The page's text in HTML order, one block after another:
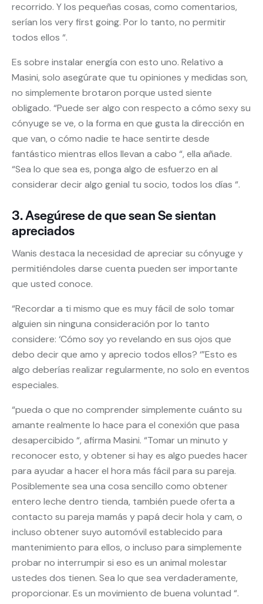
recorrido. Y los pequeñas cosas, como comentarios,
serían los very first going. Por lo tanto, no permitir
todos ellos “.
Es sobre instalar energía con esto uno. Relativo a
Masini, solo asegúrate que tu opiniones y medidas son,
no simplemente brotaron porque usted siente
obligado. “Puede ser algo con respecto a cómo sexy su
cónyuge se ve, o la forma en que gusta la dirección en
que van, o cómo nadie te hace sentirte desde
fantástico mientras ellos llevan a cabo “, ella añade.
“Sea lo que sea es, ponga algo de esfuerzo en al
considerar decir algo genial tu socio, todos los días “.
3. Asegúrese de que sean Se sientan
apreciados
Wanis destaca la necesidad de apreciar su cónyuge y
permitiéndoles darse cuenta pueden ser importante
que usted conoce.
“Recordar a ti mismo que es muy fácil de solo tomar
alguien sin ninguna consideración por lo tanto
considere: ‘Cómo soy yo revelando en sus ojos que
debo decir que amo y aprecio todos ellos? ‘”Esto es
algo deberías realizar regularmente, no solo en eventos
especiales.
“pueda o que no comprender simplemente cuánto su
amante realmente lo hace para el conexión que pasa
desapercibido “, afirma Masini. “Tomar un minuto y
reconocer esto, y obtener si hay es algo puedes hacer
para ayudar a hacer el hora más fácil para su pareja.
Posiblemente sea una cosa sencillo como obtener
entero leche dentro tienda, también puede oferta a
contacto su pareja mamás y papá decir hola y cam, o
incluso obtener suyo automóvil establecido para
mantenimiento para ellos, o incluso para simplemente
probar no interrumpir si eso es un animal molestar
ustedes dos tienen. Sea lo que sea verdaderamente,
proporcionar. Es un movimiento de buena voluntad “.